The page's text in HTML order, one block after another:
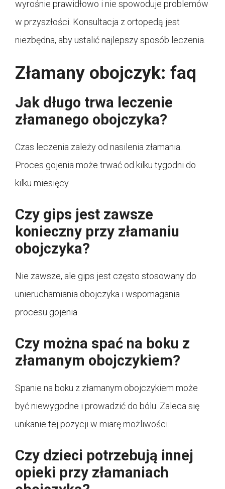
wyrośnie prawidłowo i nie spowoduje problemów
w przyszłości. Konsultacja z ortopedą jest
niezbędna, aby ustalić najlepszy sposób leczenia.
Złamany obojczyk: faq
Jak długo trwa leczenie
złamanego obojczyka?
Czas leczenia zależy od nasilenia złamania.
Proces gojenia może trwać od kilku tygodni do
kilku miesięcy.
Czy gips jest zawsze
konieczny przy złamaniu
obojczyka?
Nie zawsze, ale gips jest często stosowany do
unieruchamiania obojczyka i wspomagania
procesu gojenia.
Czy można spać na boku z
złamanym obojczykiem?
Spanie na boku z złamanym obojczykiem może
być niewygodne i prowadzić do bólu. Zaleca się
unikanie tej pozycji w miarę możliwości.
Czy dzieci potrzebują innej
opieki przy złamaniach